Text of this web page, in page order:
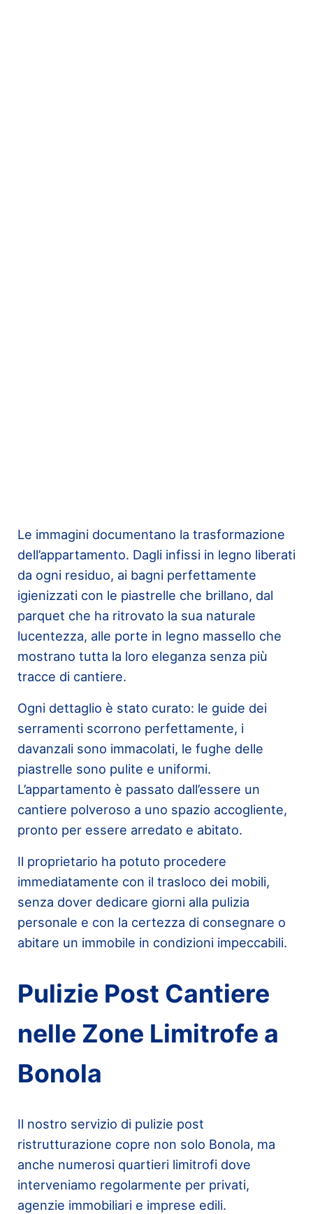
Le immagini documentano la trasformazione
dell’appartamento. Dagli infissi in legno liberati
da ogni residuo, ai bagni perfettamente
igienizzati con le piastrelle che brillano, dal
parquet che ha ritrovato la sua naturale
lucentezza, alle porte in legno massello che
mostrano tutta la loro eleganza senza più
tracce di cantiere.
Ogni dettaglio è stato curato: le guide dei
serramenti scorrono perfettamente, i
davanzali sono immacolati, le fughe delle
piastrelle sono pulite e uniformi.
L’appartamento è passato dall’essere un
cantiere polveroso a uno spazio accogliente,
pronto per essere arredato e abitato.
Il proprietario ha potuto procedere
immediatamente con il trasloco dei mobili,
senza dover dedicare giorni alla pulizia
personale e con la certezza di consegnare o
abitare un immobile in condizioni impeccabili.
Pulizie Post Cantiere
nelle Zone Limitrofe a
Bonola
Il nostro servizio di pulizie post
ristrutturazione copre non solo Bonola, ma
anche numerosi quartieri limitrofi dove
interveniamo regolarmente per privati,
agenzie immobiliari e imprese edili.